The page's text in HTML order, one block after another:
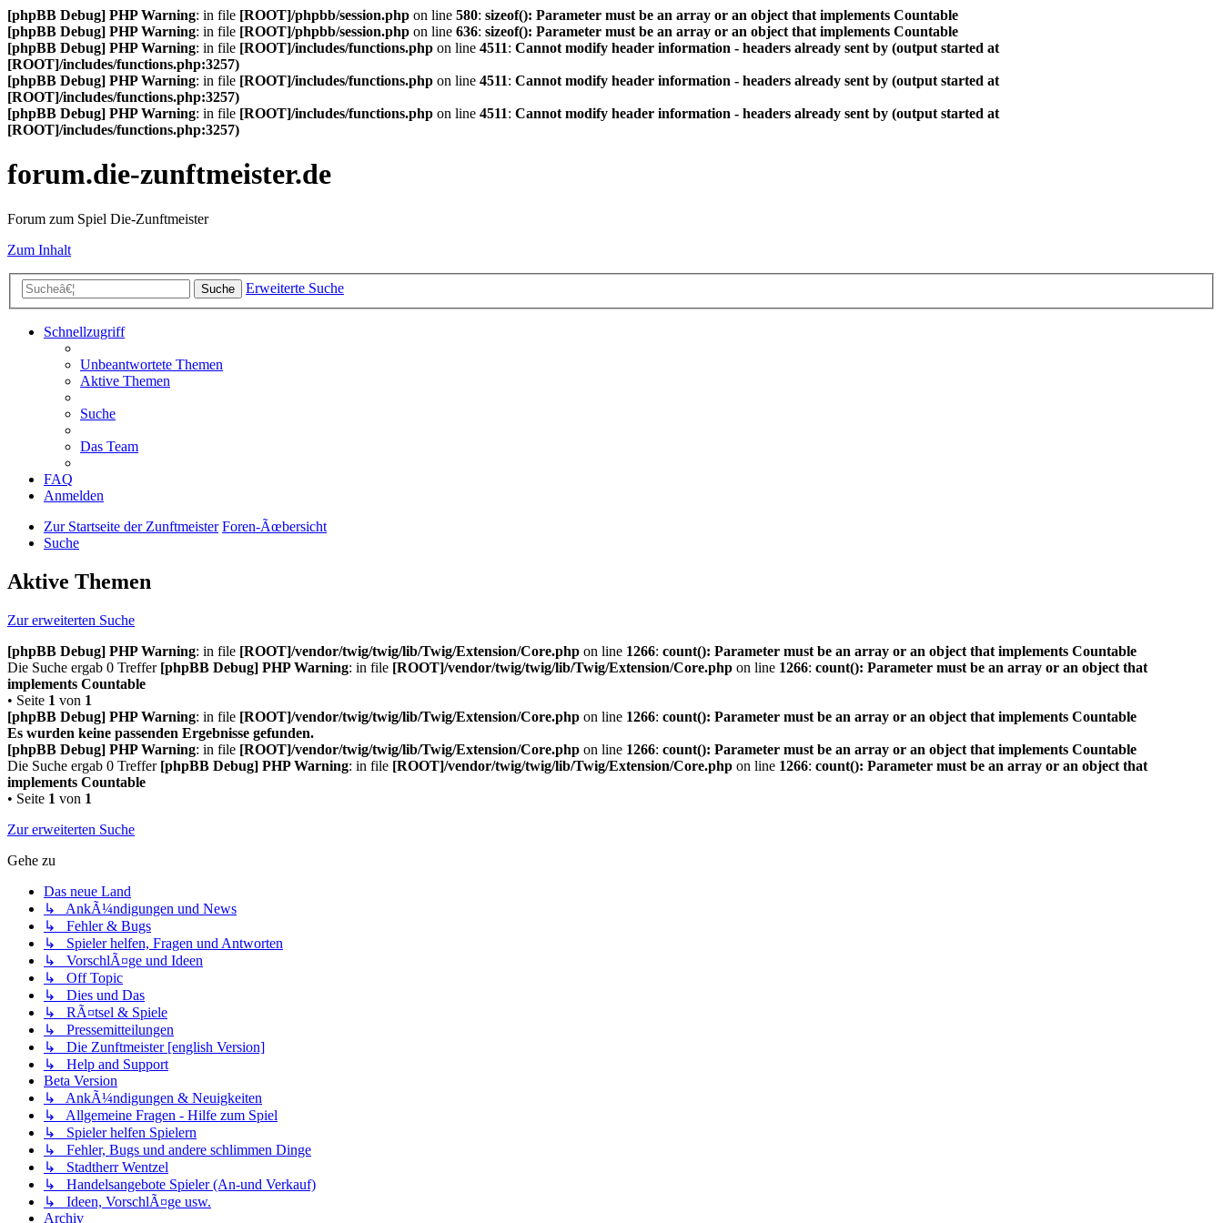
[phpBB Debug] PHP Warning: in file [ROOT]/phpbb/session.php on line 580: sizeof(): Parameter must be an array or an object that implements Countable
[phpBB Debug] PHP Warning: in file [ROOT]/phpbb/session.php on line 636: sizeof(): Parameter must be an array or an object that implements Countable
[phpBB Debug] PHP Warning: in file [ROOT]/includes/functions.php on line 4511: Cannot modify header information - headers already sent by (output started at
[ROOT]/includes/functions.php:3257)
[phpBB Debug] PHP Warning: in file [ROOT]/includes/functions.php on line 4511: Cannot modify header information - headers already sent by (output started at
[ROOT]/includes/functions.php:3257)
[phpBB Debug] PHP Warning: in file [ROOT]/includes/functions.php on line 4511: Cannot modify header information - headers already sent by (output started at
[ROOT]/includes/functions.php:3257)
forum.die-zunftmeister.de
Forum zum Spiel Die-Zunftmeister
Zum Inhalt
Suche Erweiterte Suche
Schnellzugriff
Unbeantwortete Themen
Aktive Themen
Suche
Das Team
FAQ
Anmelden
Zur Startseite der Zunftmeister Foren-Ãœbersicht
Suche
Aktive Themen
Zur erweiterten Suche
[phpBB Debug] PHP Warning: in file [ROOT]/vendor/twig/twig/lib/Twig/Extension/Core.php on line 1266: count(): Parameter must be an array or an object that implements Countable
Die Suche ergab 0 Treffer [phpBB Debug] PHP Warning: in file [ROOT]/vendor/twig/twig/lib/Twig/Extension/Core.php on line 1266: count(): Parameter must be an array or an object that
implements Countable
• Seite 1 von 1
[phpBB Debug] PHP Warning: in file [ROOT]/vendor/twig/twig/lib/Twig/Extension/Core.php on line 1266: count(): Parameter must be an array or an object that implements Countable
Es wurden keine passenden Ergebnisse gefunden.
[phpBB Debug] PHP Warning: in file [ROOT]/vendor/twig/twig/lib/Twig/Extension/Core.php on line 1266: count(): Parameter must be an array or an object that implements Countable
Die Suche ergab 0 Treffer [phpBB Debug] PHP Warning: in file [ROOT]/vendor/twig/twig/lib/Twig/Extension/Core.php on line 1266: count(): Parameter must be an array or an object that
implements Countable
• Seite 1 von 1
Zur erweiterten Suche
Gehe zu
Das neue Land
↳ AnkÃ¼ndigungen und News
↳ Fehler & Bugs
↳ Spieler helfen, Fragen und Antworten
↳ VorschlÃ¤ge und Ideen
↳ Off Topic
↳ Dies und Das
↳ RÃ¤tsel & Spiele
↳ Pressemitteilungen
↳ Die Zunftmeister [english Version]
↳ Help and Support
Beta Version
↳ AnkÃ¼ndigungen & Neuigkeiten
↳ Allgemeine Fragen - Hilfe zum Spiel
↳ Spieler helfen Spielern
↳ Fehler, Bugs und andere schlimmen Dinge
↳ Stadtherr Wentzel
↳ Handelsangebote Spieler (An-und Verkauf)
↳ Ideen, VorschlÃ¤ge usw.
Archiv